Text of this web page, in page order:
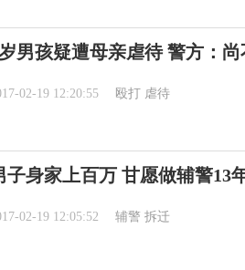
男孩疑遭母亲虐待 警方：
02-19 12:20:55 殴打 虐待
子身家上百万 甘愿做辅警13
02-19 12:05:52 辅警 拆迁